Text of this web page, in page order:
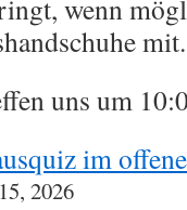
wenn
mit.
uns um
im
2026